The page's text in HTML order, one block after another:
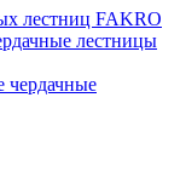
лестниц FAKRO
лестницы
чердачные